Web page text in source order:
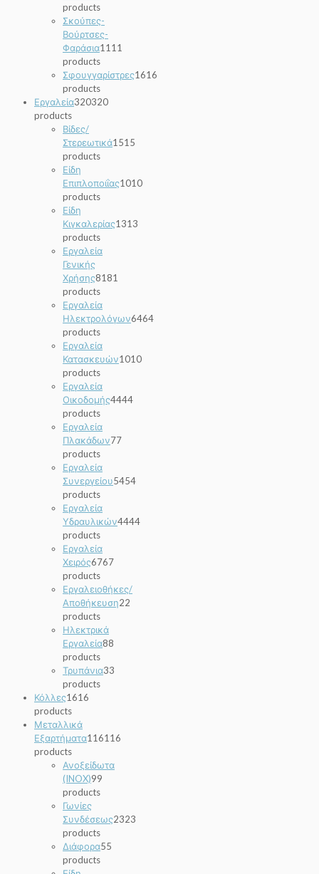
products
Σκούπες-
Βούρτσες-
Φαράσια11 11
products
Σφουγγαρίστρες1616
products
Εργαλεία320320
products
Βίδες/
Στερεωτικά1515
products
Είδη
Επιπλοποιΐας1010
products
Είδη
Κιγκαλερίας1313
products
Εργαλεία
Γενικής
Χρήσης81 81
products
Εργαλεία
Ηλεκτρολόγων6464
products
Εργαλεία
Κατασκευών1010
products
Εργαλεία
Οικοδομής4444
products
Εργαλεία
Πλακάδων77
products
Εργαλεία
Συνεργείου5454
products
Εργαλεία
Υδραυλικών4444
products
Εργαλεία
Χειρός6767
products
Εργαλειοθήκες/
Αποθήκευση22
products
Ηλεκτρικά
Εργαλεία88
products
Τρυπάνια33
products
Κόλλες1616
products
Μεταλλικά
Εξαρτήματα116116
products
Ανοξείδωτα
(INOX)99
products
Γωνίες
Συνδέσεως2323
products
Διάφορα55
products